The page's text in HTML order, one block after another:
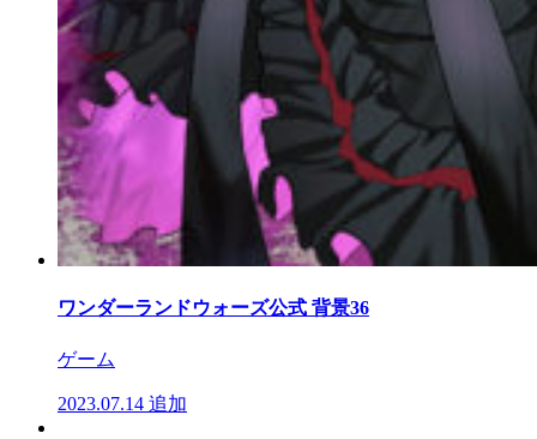
ワンダーランドウォーズ公式 背景36
ゲーム
2023.07.14 追加